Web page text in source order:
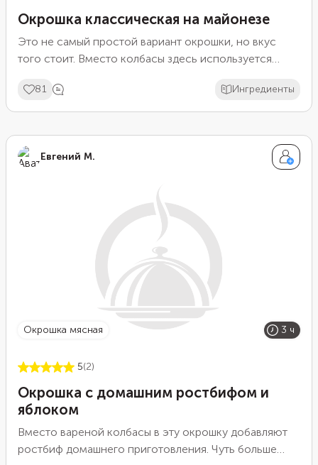
Окрошка классическая на майонезе
Это не самый простой вариант окрошки, но вкус
того стоит. Вместо колбасы здесь используется
картофель и зеленый горошек, а заправку сделали на
майонезе. Кстати, после варки свинины можно
81 Ингредиенты
Евгений М.
окрошка мясная 3 ч
5(2)
Окрошка с домашним ростбифом и
яблоком
Вместо вареной колбасы в эту окрошку добавляют
ростбиф домашнего приготовления. Чуть больше